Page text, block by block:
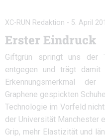
XC-RUN Redaktion - 5. April
Erster Eindruck
Giftgrün springt uns der
entgegen und trägt
Erkennungsmerkmal
Graphene gespickten
Technologie im Vorfeld
der Universität Manchester
Grip, mehr Elastizität und